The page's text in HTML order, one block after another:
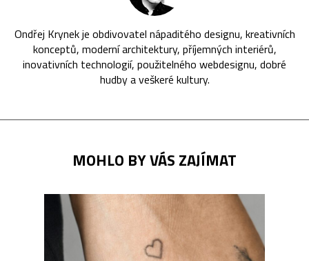
Ondřej Krynek je obdivovatel nápaditého designu, kreativních
konceptů, moderní architektury, příjemných interiérů,
inovativních technologií, použitelného webdesignu, dobré
hudby a veškeré kultury.
MOHLO BY VÁS ZAJÍMAT